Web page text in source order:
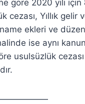
göre 2020 yılı
cezası, Yıllık gelir
ekleri ve
ise aynı
usulsüzlük